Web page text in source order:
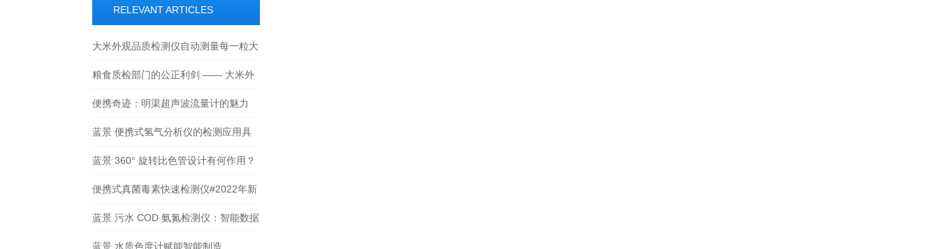
RELEVANT ARTICLES
大米外观品质检测仪自动测量每一粒大
米多项指标
粮食质检部门的公正利剑 —— 大米外
观品质检测仪
便携奇迹：明渠超声波流量计的魅力
蓝景 便携式氢气分析仪的检测应用具
备哪些特点助力电力系统安全运行？
蓝景 360° 旋转比色管设计有何作用？
便携式真菌毒素快速检测仪#2022年新
品上市#
蓝景 污水 COD 氨氮检测仪：智能数据
管理，助力科学决策
蓝景 水质色度计赋能智能制造